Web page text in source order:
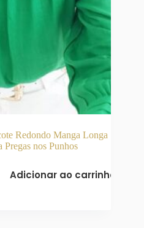
Redondo Manga Longa
nos Punhos
Adicionar ao carrinho